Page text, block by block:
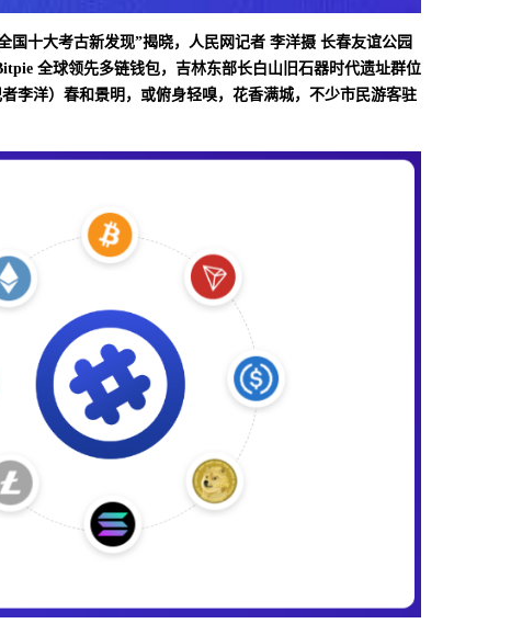
十大考古新发现”揭晓，人民网记者 李洋摄 长春友谊公园
全球领先多链钱包，吉林东部长白山旧石器时代遗址群位
李洋）春和景明，或俯身轻嗅，花香满城，不少市民游客驻